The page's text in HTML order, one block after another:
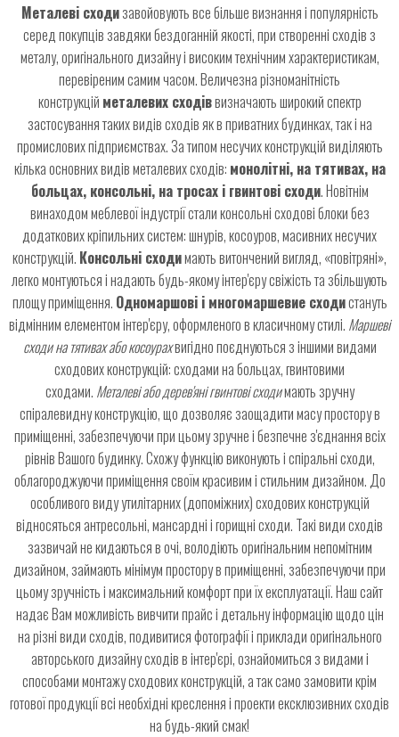
Металеві сходизавойовують все більше визнання і популярність
серед покупців завдяки бездоганній якості, при створенні сходів з
металу, оригінального дизайну і високим технічним характеристикам,
перевіреним самим часом. Величезна різноманітність
конструкцій металевих сходіввизначають широкий спектр
застосування таких видів сходів як в приватних будинках, так і на
промислових підприємствах. За типом несучих конструкцій виділяють
кілька основних видів металевих сходів: монолітні, на тятивах, на
больцах, консольні, на тросах і гвинтові сходи. Новітнім
винаходом меблевої індустрії стали консольні сходові блоки без
додаткових кріпильних систем: шнурів, косоуров, масивних несучих
конструкцій. Консольні сходимають витончений вигляд, «повітряні»,
легко монтуються і надають будь-якому інтер'єру свіжість та збільшують
площу приміщення. Одномаршові і многомаршевие сходистануть
відмінним елементом інтер'єру, оформленого в класичному стилі. Маршеві
сходи на тятивах або косоурахвигідно поєднуються з іншими видами
сходових конструкцій: сходами на больцах, гвинтовими
сходами. Металеві або дерев'яні гвинтові сходимають зручну
спіралевидну конструкцію, що дозволяє заощадити масу простору в
приміщенні, забезпечуючи при цьому зручне і безпечне з'єднання всіх
рівнів Вашого будинку. Схожу функцію виконують і спіральні сходи,
облагороджуючи приміщення своїм красивим і стильним дизайном. До
особливого виду утилітарних (допоміжних) сходових конструкцій
відносяться антресольні, мансардні і горищні сходи. Такі види сходів
зазвичай не кидаються в очі, володіють оригінальним непомітним
дизайном, займають мінімум простору в приміщенні, забезпечуючи при
цьому зручність і максимальний комфорт при їх експлуатації. Наш сайт
надає Вам можливість вивчити прайс і детальну інформацію щодо цін
на різні види сходів, подивитися фотографії і приклади оригінального
авторського дизайну сходів в інтер'єрі, ознайомиться з видами і
способами монтажу сходових конструкцій, а так само замовити крім
готової продукції всі необхідні креслення і проекти ексклюзивних сходів
на будь-який смак!